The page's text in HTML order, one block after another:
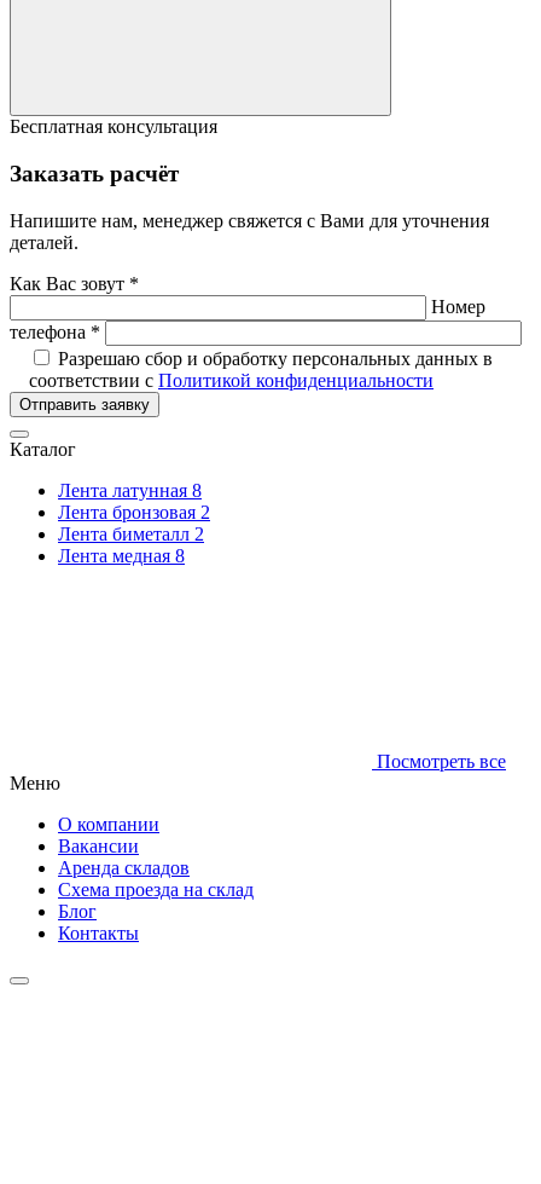
Бесплатная консультация
Заказать расчёт
Напишите нам, менеджер свяжется с Вами для уточнения
деталей.
Как Вас зовут *
Номер
телефона *
Разрешаю сбор и обработку персональных данных в
соответствии с Политикой конфиденциальности
Отправить заявку
Каталог
Лента латунная 8
Лента бронзовая 2
Лента биметалл 2
Лента медная 8
Посмотреть все
Меню
О компании
Вакансии
Аренда складов
Схема проезда на склад
Блог
Контакты